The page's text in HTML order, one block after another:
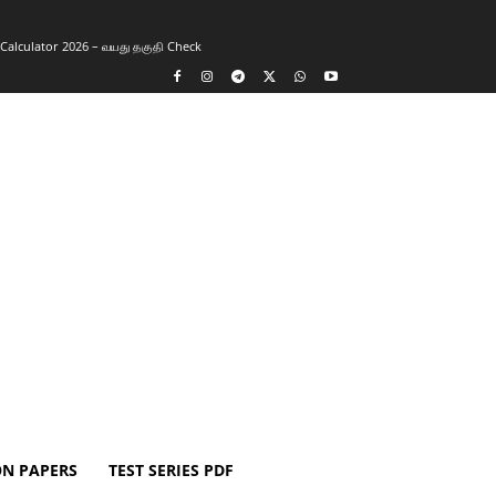
2026 – வயது தகுதி Check
PAPERS TEST SERIES PDF